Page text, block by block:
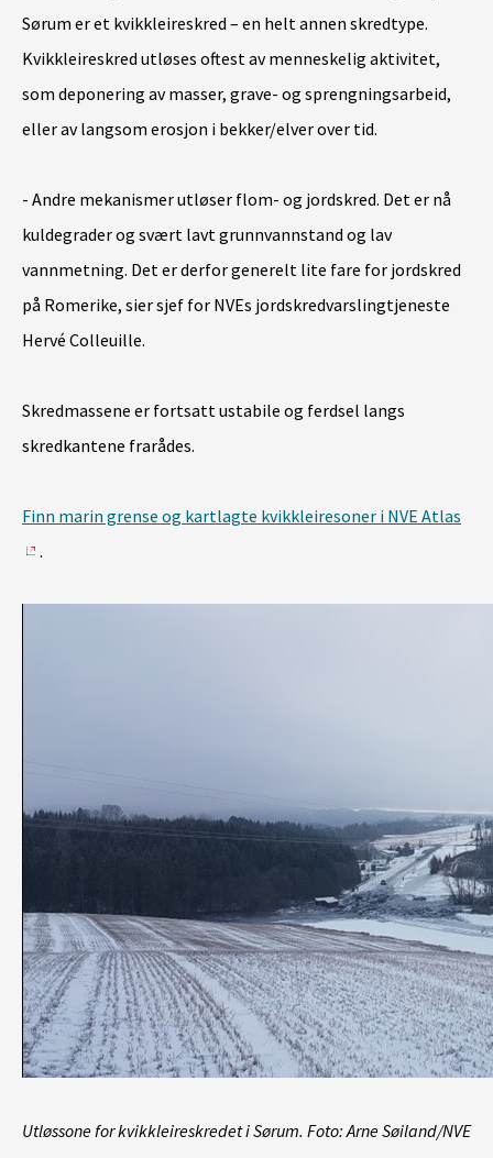
Sørum er et kvikkleireskred – en helt annen skredtype.
Kvikkleireskred utløses oftest av menneskelig aktivitet,
som deponering av masser, grave- og sprengningsarbeid,
eller av langsom erosjon i bekker/elver over tid.
- Andre mekanismer utløser flom- og jordskred. Det er nå
kuldegrader og svært lavt grunnvannstand og lav
vannmetning. Det er derfor generelt lite fare for jordskred
på Romerike, sier sjef for NVEs jordskredvarslingtjeneste
Hervé Colleuille.
Skredmassene er fortsatt ustabile og ferdsel langs
skredkantene frarådes.
Finn marin grense og kartlagte kvikkleiresoner i NVE Atlas
.
Utløssone for kvikkleireskredet i Sørum. Foto: Arne Søiland/NVE